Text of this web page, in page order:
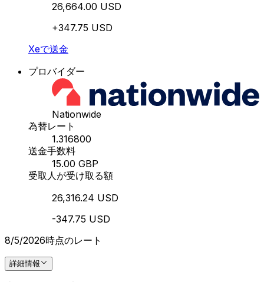
26,664.00 USD
+347.75 USD
Xeで送金
プロバイダー
Nationwide
為替レート
1.316800
送金手数料
15.00 GBP
受取人が受け取る額
26,316.24 USD
-347.75 USD
8/5/2026時点のレート
詳細情報